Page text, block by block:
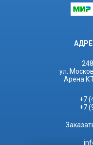
ул.
Арена
+7
+7